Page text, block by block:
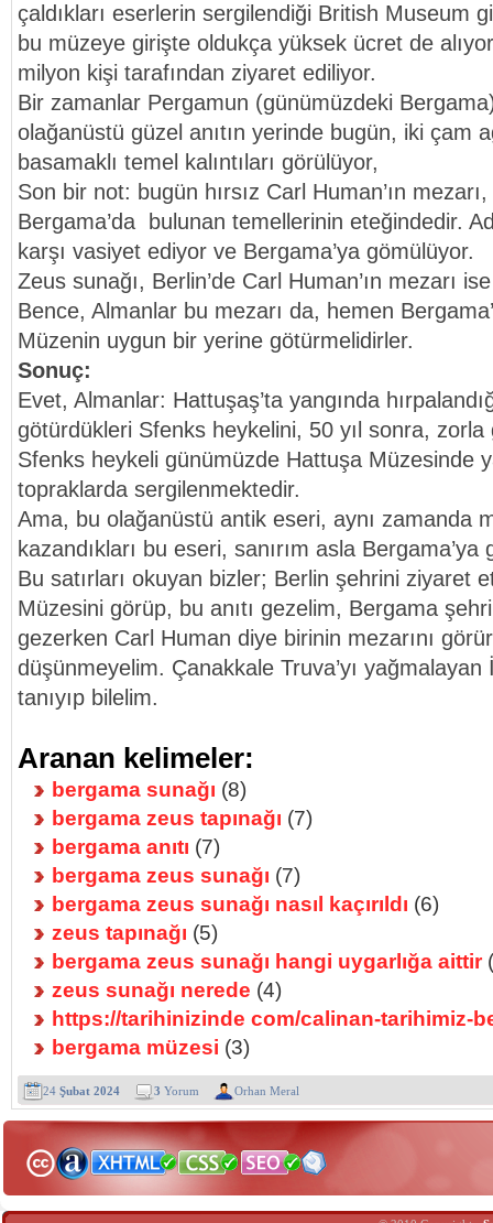
çaldıkları eserlerin sergilendiği British Museum
bu müzeye girişte oldukça yüksek ücret de
milyon kişi tarafından ziyaret ediliyor.
Bir zamanlar Pergamun (günümüzdeki
olağanüstü güzel anıtın yerinde bugün, iki çam
basamaklı temel kalıntıları görülüyor,
Son bir not: bugün hırsız Carl Human’ın
Bergama’da bulunan temellerinin eteğindedir.
karşı vasiyet ediyor ve Bergama’ya gömülüyor.
Zeus sunağı, Berlin’de Carl Human’ın mezarı
Bence, Almanlar bu mezarı da, hemen
Müzenin uygun bir yerine götürmelidirler.
Sonuç:
Evet, Almanlar: Hattuşaş’ta yangında
götürdükleri Sfenks heykelini, 50 yıl sonra,
Sfenks heykeli günümüzde Hattuşa Müzesinde
topraklarda sergilenmektedir.
Ama, bu olağanüstü antik eseri, aynı zamanda
kazandıkları bu eseri, sanırım asla
Bu satırları okuyan bizler; Berlin şehrini ziyaret
Müzesini görüp, bu anıtı gezelim, Bergama
gezerken Carl Human diye birinin mezarını
düşünmeyelim. Çanakkale Truva’yı
tanıyıp bilelim.
Aranan kelimeler:
bergama sunağı (8)
bergama zeus tapınağı (7)
bergama anıtı (7)
bergama zeus sunağı (7)
bergama zeus sunağı nasıl kaçırıldı (6)
zeus tapınağı (5)
bergama zeus sunağı hangi uygarlığa aittir
zeus sunağı nerede (4)
https://tarihinizinde com/calinan-tarihimiz-
bergama müzesi (3)
24 Şubat 2024 3 Yorum Orhan Meral